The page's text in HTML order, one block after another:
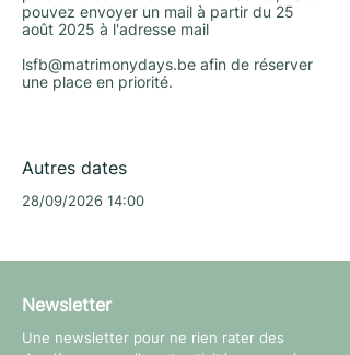
pouvez envoyer un mail à partir du 25
août 2025 à l'adresse mail
lsfb@matrimonydays.be afin de réserver
une place en priorité.
Autres dates
28/09/2026 14:00
Newsletter
Une newsletter pour ne rien rater des